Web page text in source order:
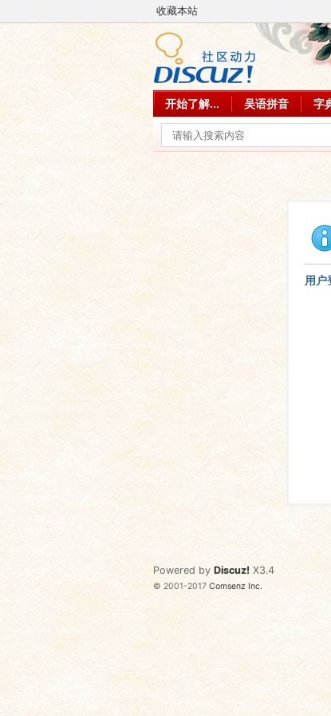
收藏本站
开始了解... 吴语拼音 字
用户
Powered by Discuz! X3.4
© 2001-2017Comsenz Inc.